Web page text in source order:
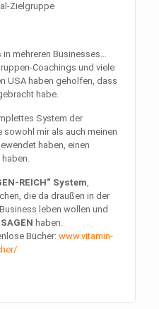
Zielgruppe
in mehreren Businesses…
Coachings und viele
USA haben geholfen, dass
habe.
System der
sowohl mir als auch meinen
haben, einen
REICH“ System,
die da draußen in der
leben wollen und
haben.
Bücher:www.vitamin-